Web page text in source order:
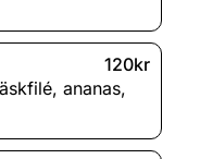
120kr
, ananas,